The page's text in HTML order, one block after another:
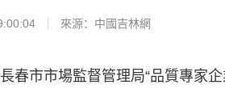
來源： 中國吉林網
市市場監督管理局“品質專家企